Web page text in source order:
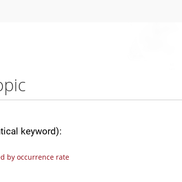
keyword):
by occurrence rate